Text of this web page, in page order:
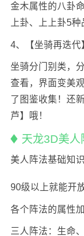
金木属性的八卦
上卦、上上卦5种
4、【坐骑再迭代
坐骑分门别类，
查看，界面变美
了图鉴收集！还
芦】哦！
天龙3D美人
美人阵法基础知识
90级以上就能开
各个阵法的属性
三人阵法：生命